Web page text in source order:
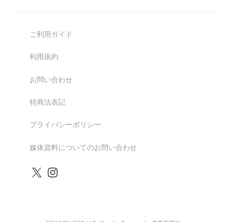
ご利用ガイド
利用規約
お問い合わせ
特商法表記
プライバシーポリシー
媒体資料についてのお問い合わせ